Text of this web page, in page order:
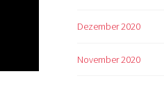
Dezember 2020
November 2020